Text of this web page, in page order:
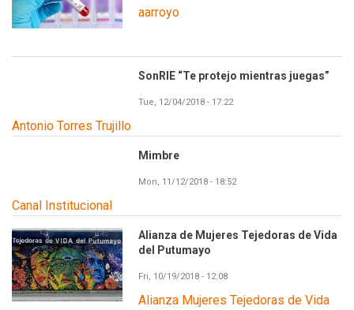
aarroyo
SonRIE “Te protejo mientras juegas”
Tue, 12/04/2018 - 17:22
Antonio Torres Trujillo
Mimbre
Mon, 11/12/2018 - 18:52
Canal Institucional
Alianza de Mujeres Tejedoras de Vida
del Putumayo
Fri, 10/19/2018 - 12:08
Alianza Mujeres Tejedoras de Vida